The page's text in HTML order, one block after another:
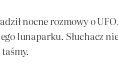
nocne rozmowy o
lunaparku. Słuchacz